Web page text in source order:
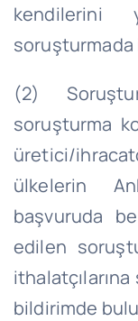
kendilerini
soruşturmada
(2)
soruşturma
üretici/
ülkelerin
başvuruda
edilen
ithalatçılarına
bildirimde